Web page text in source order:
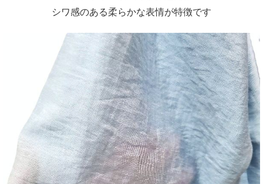
シワ感のある柔らかな表情が特徴です